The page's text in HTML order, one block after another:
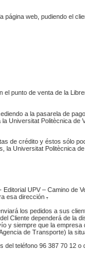
web, pudiendo el
punto de venta de la
a la pasarela de
Universitat Politècnica de
de crédito y éstos sólo
Universitat Politècnica de
UPV – Camino de
esa dirección .
los pedidos a sus
Cliente dependerá de la
y siempre que la
de Transporte) la
del teléfono 96 387 70 12 o